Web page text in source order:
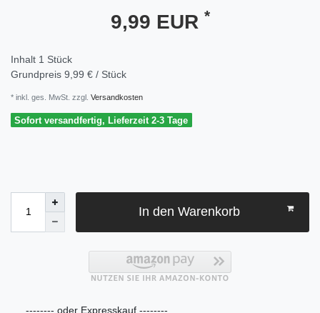
9,99 EUR *
Inhalt 1 Stück
Grundpreis 9,99 € / Stück
* inkl. ges. MwSt. zzgl. Versandkosten
Sofort versandfertig, Lieferzeit 2-3 Tage
In den Warenkorb
-------- oder Expresskauf --------